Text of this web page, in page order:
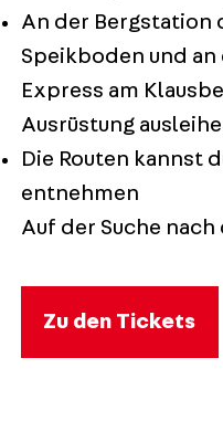
An der Bergstation
Speikboden und
Express am
Ausrüstung
Die Routen kannst
entnehmen
Auf der Suche
Zu den Tickets